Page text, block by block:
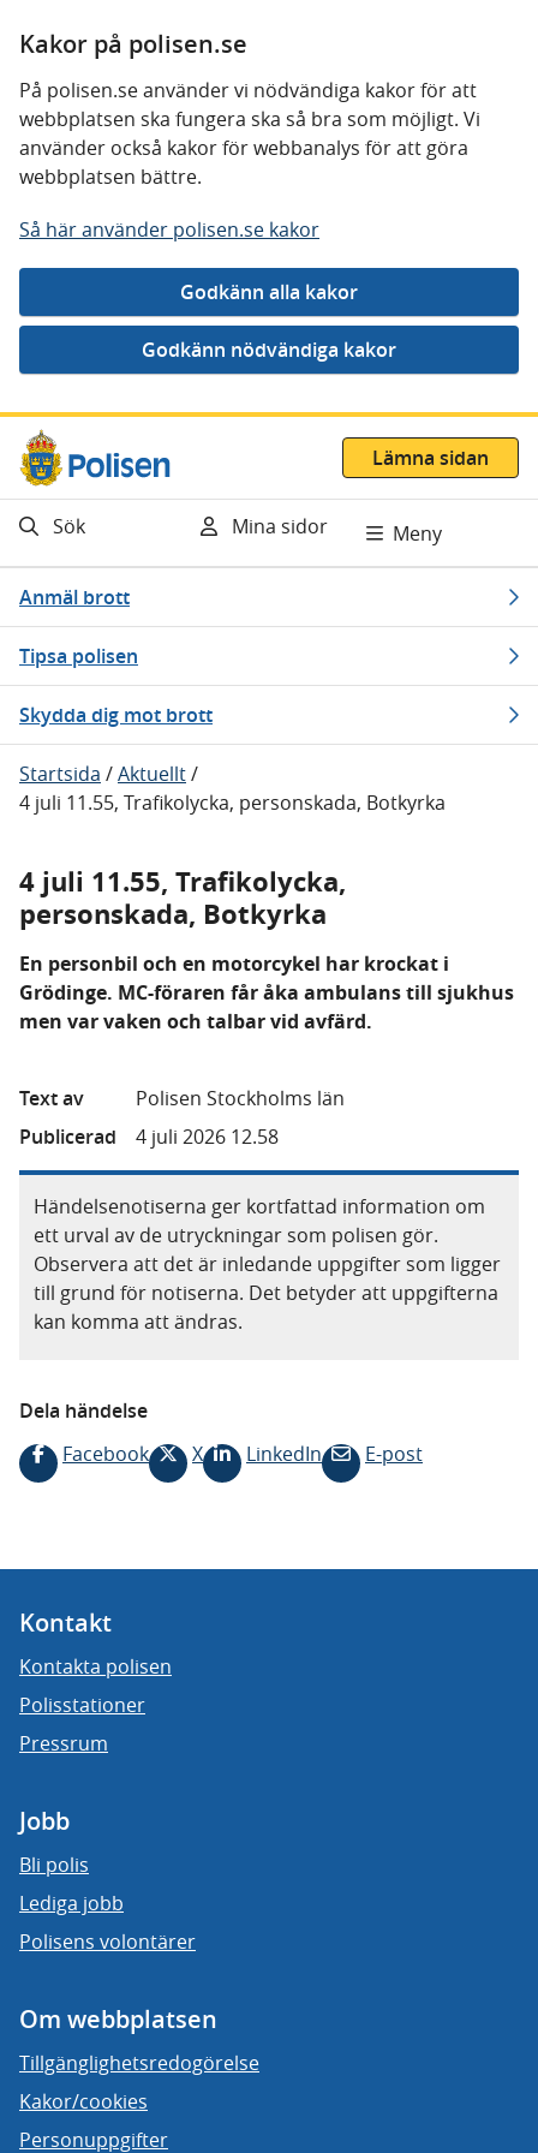
Kakor på polisen.se
På polisen.se använder vi nödvändiga kakor för att
webbplatsen ska fungera ska så bra som möjligt. Vi
använder också kakor för webbanalys för att göra
webbplatsen bättre.
Så här använder polisen.se kakor
Gå direkt till innehåll
Lämna sidan
Sök Mina sidor Meny
Anmäl brott
Tipsa polisen
Skydda dig mot brott
Startsida /Aktuellt/
4 juli 11.55, Trafikolycka, personskada, Botkyrka
4 juli 11.55, Trafikolycka,
personskada, Botkyrka
En personbil och en motorcykel har krockat i
Grödinge. MC-föraren får åka ambulans till sjukhus
men var vaken och talbar vid avfärd.
Text av
Polisen Stockholms län
Publicerad
4 juli 2026 12.58
Händelsenotiserna ger kortfattad information om
ett urval av de utryckningar som polisen gör.
Observera att det är inledande uppgifter som ligger
till grund för notiserna. Det betyder att uppgifterna
kan komma att ändras.
Dela händelse
Facebook
X LinkedIn E-post
Kontakt
Kontakta polisen
Polisstationer
Pressrum
Jobb
Bli polis
Lediga jobb
Polisens volontärer
Om webbplatsen
Tillgänglighetsredogörelse
Kakor/cookies
Personuppgifter